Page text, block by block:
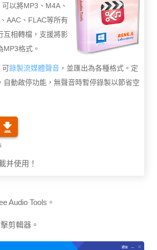
可以將MP3、M4A、
AAC、FLAC等所有
互相轉檔，支援將影
MP3格式。
可錄製流媒體聲音 ，並匯出為各種格式。定
自動啟停功能，無聲音時暫停錄製以節省空
并使用！
Audio Tools。
剪輯器。